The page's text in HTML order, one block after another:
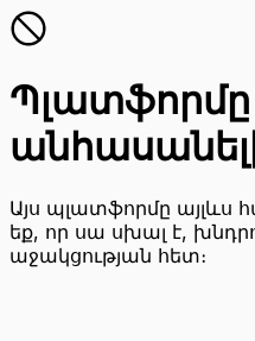
Պլատֆորմը
Այս պլատֆորմը այլևս
եք, որ սա սխալ է,
աջակցության հետ։